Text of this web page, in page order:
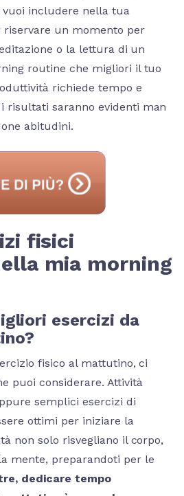
includere nella tua
riservare un momento per
o la lettura di un
routine che migliori il tuo
richiede tempo e
risultati saranno evidenti man
abitudini.
fisici
mia morning
esercizi da
fisico al mattutino, ci
puoi considerare. Attività
semplici esercizi di
ottimi per iniziare la
non solo risvegliano il corpo,
mente, preparandoti per le
dedicare tempo